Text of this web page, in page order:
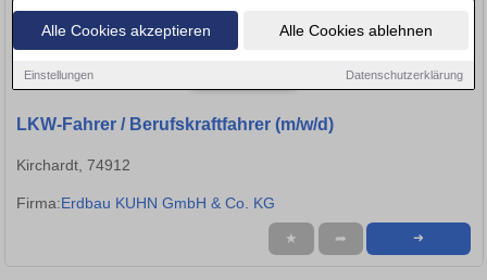
Alle Cookies akzeptieren Alle Cookies ablehnen
Einstellungen Datenschutzerklärung
LKW-Fahrer / Berufskraftfahrer (m/w/d)
Kirchardt, 74912
Firma:Erdbau KUHN GmbH & Co. KG
★ ➦ ➜